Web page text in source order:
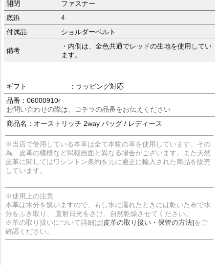
開閉
ファスナー
底鋲
4
付属品
ショルダーベルト
備考
・内側は、全色共通でレッドの生地を使用してい
ます。
ギフト
：ラッピング対応
品番：06000910r
お問い合わせの際は、コチラの品番をお伝えください
商品名：オーストリッチ 2way バッグ / レディース
※当店で使用している本革は全て本物の革を使用しています。その
為、皮革の模様など掲載画面と異なる場合がございます。また天然
皮革に関してはワシントン条約を元に適正に輸入された商品を販売
しています。
※使用上の注意
本革は水分を嫌いますので、もし水に濡れたときには乾いた布で水
分をふき取り、 直射日光をさけ、自然乾燥させてください。
※革の取り扱いについて詳細は[皮革の取り扱い・保管の方法]をご
確認ください。